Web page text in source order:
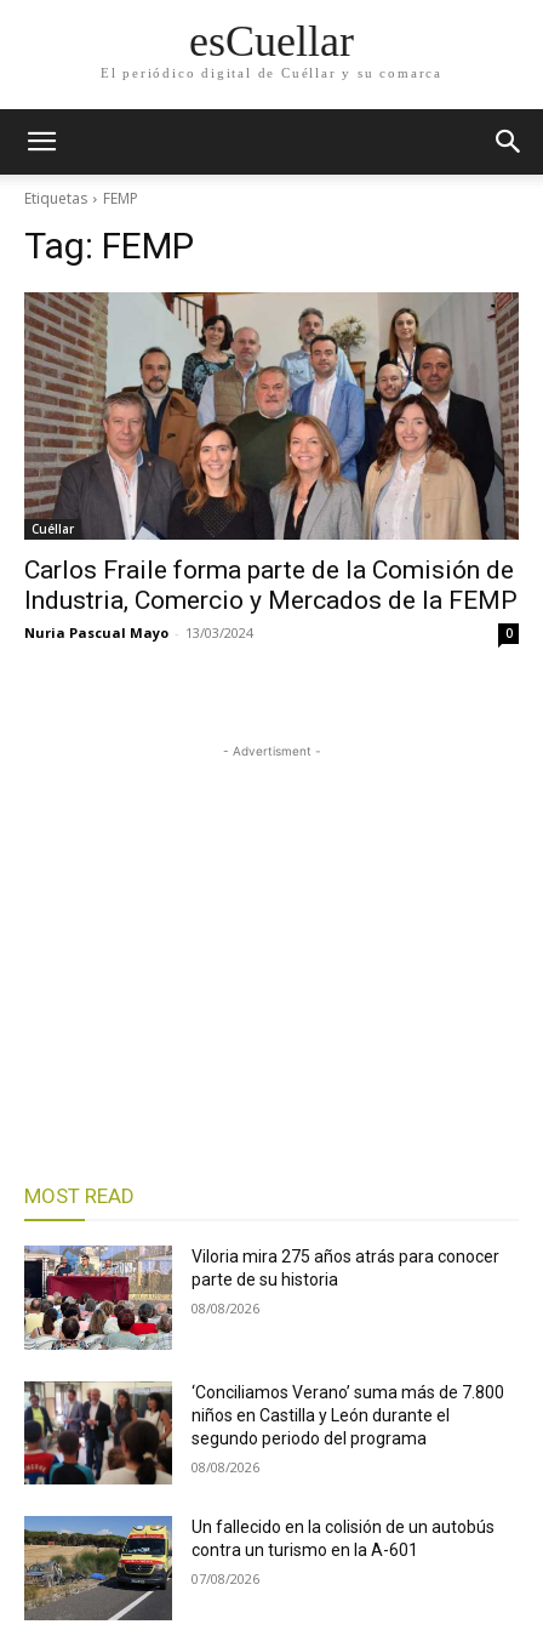
esCuellar
El periódico digital de Cuéllar y su comarca
Etiquetas FEMP
Tag: FEMP
Cuéllar
Carlos Fraile forma parte de la Comisión de
Industria, Comercio y Mercados de la FEMP
Nuria Pascual Mayo - 13/03/2024 0
- Advertisment -
MOST READ
Viloria mira 275 años atrás para conocer
parte de su historia
08/08/2026
‘Conciliamos Verano’ suma más de 7.800
niños en Castilla y León durante el
segundo periodo del programa
08/08/2026
Un fallecido en la colisión de un autobús
contra un turismo en la A-601
07/08/2026